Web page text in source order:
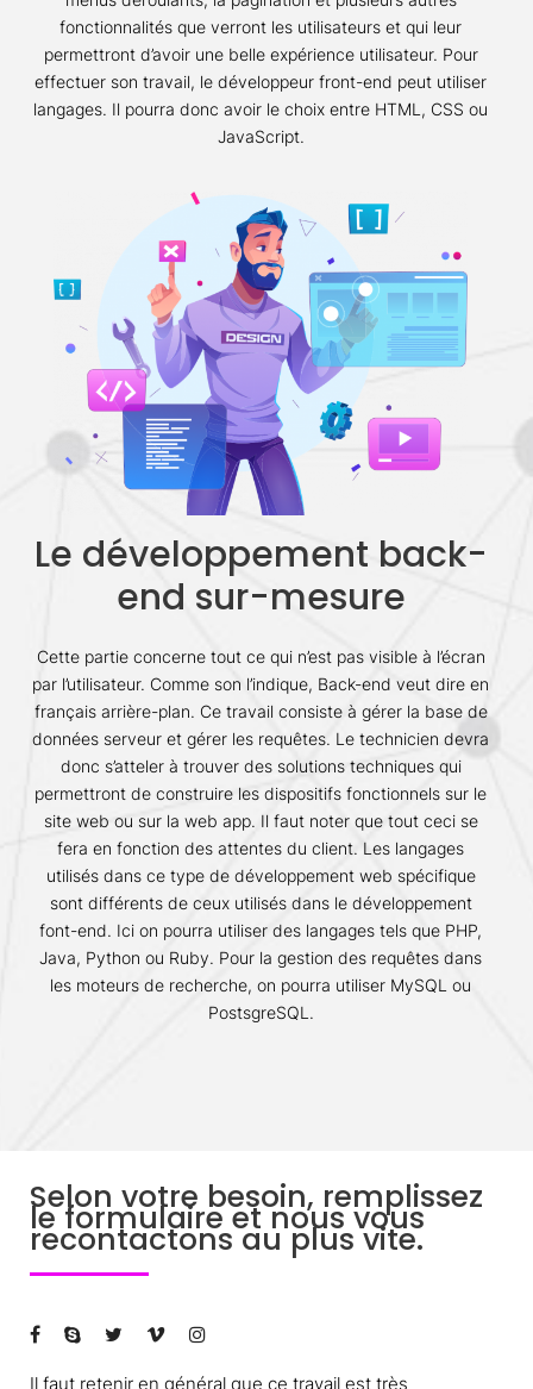
fonctionnalités que verront les utilisateurs et qui leur
permettront d’avoir une belle expérience utilisateur. Pour
effectuer son travail, le développeur front-end peut utiliser
langages. Il pourra donc avoir le choix entre HTML, CSS ou
JavaScript.
Le développement back-
end sur-mesure
Cette partie concerne tout ce qui n’est pas visible à l’écran
par l’utilisateur. Comme son l’indique, Back-end veut dire en
français arrière-plan. Ce travail consiste à gérer la base de
données serveur et gérer les requêtes. Le technicien devra
donc s’atteler à trouver des solutions techniques qui
permettront de construire les dispositifs fonctionnels sur le
site web ou sur la web app. Il faut noter que tout ceci se
fera en fonction des attentes du client. Les langages
utilisés dans ce type de développement web spécifique
sont différents de ceux utilisés dans le développement
font-end. Ici on pourra utiliser des langages tels que PHP,
Java, Python ou Ruby. Pour la gestion des requêtes dans
les moteurs de recherche, on pourra utiliser MySQL ou
PostsgreSQL.
Selon votre besoin, remplissez
le formulaire et nous vous
recontactons au plus vite.
Il faut retenir en général que ce travail est très